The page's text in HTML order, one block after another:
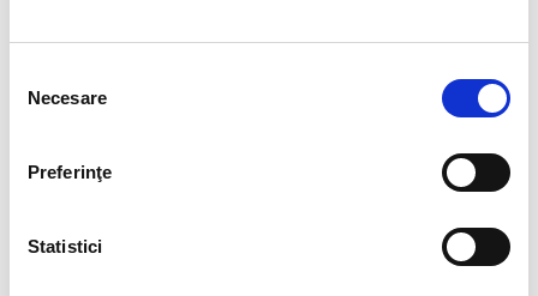
consimțământului
Necesare
Preferinţe
Statistici
contextul situației epidemiologice determinate de
urgență a Guvernului nr. 32/2020 pentru modificarea
și completarea Ordonanței de urgență a Guvernului nr.
normative, precum și pentru stabilirea unor măsuri în
domeniul protecției sociale în contextul situației
epidemiologice determinate de răspândirea
coronavirusului SARS-CoV-2 și pentru stabilirea unor